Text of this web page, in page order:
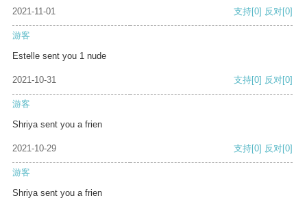
2021-11-01 支持[0] 反对[0]
游客
Estelle sent you 1 nude
2021-10-31 支持[0] 反对[0]
游客
Shriya sent you a frien
2021-10-29 支持[0] 反对[0]
游客
Shriya sent you a frien